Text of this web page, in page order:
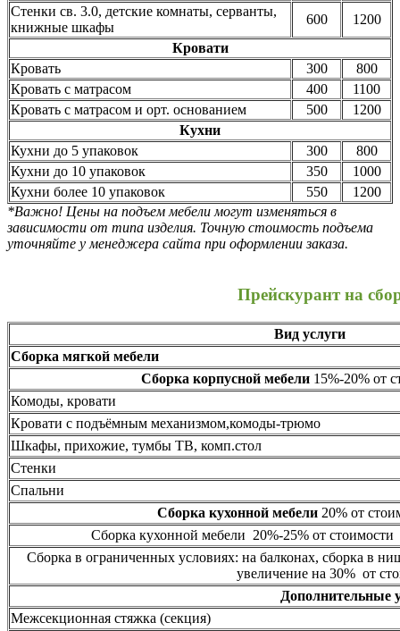
Стенки св. 3.0, детские комнаты, серванты,
книжные шкафы
600
1200
Кровати
Кровать
300
800
Кровать с матрасом
400
1100
Кровать с матрасом и орт. основанием
500
1200
Кухни
Кухни до 5 упаковок
300
800
Кухни до 10 упаковок
350
1000
Кухни более 10 упаковок
550
1200
*Важно! Цены на подъем мебели могут изменяться в
зависимости от типа изделия. Точную стоимость подъема
уточняйте у менеджера сайта при оформлении заказа.
Прейскурант на
Вид услуги
Сборка мягкой мебели
Сборка корпусной мебели15%-20% от
Комоды, кровати
Кровати с подъёмным механизмом,комоды-трюмо
Шкафы, прихожие, тумбы ТВ, комп.стол
Стенки
Спальни
Сборка кухонной мебели20% от
Сборка кухонной мебели 20%-25% от стоимости
Сборка в ограниченных условиях: на балконах, сборка в
увеличение на 30% от
Дополнительные
Межсекционная стяжка (секция)